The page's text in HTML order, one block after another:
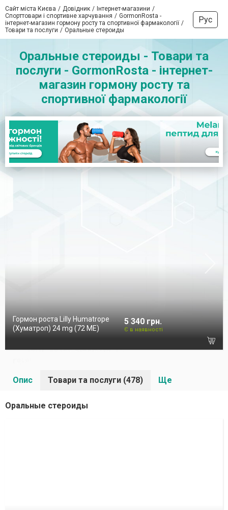
Сайт міста Києва Довідник
Інтернет-магазини
Спорттовари і спортивне харчування
GormonRosta -
інтернет-магазин гормону росту та спортивної фармакології
Товари та послуги
Оральные стероиды
Рус
Оральные стероиды - Товари та
послуги - GormonRosta - інтернет-
магазин гормону росту та
спортивної фармакології
Гормон роста Lilly Humatrope
(Хуматроп) 24 mg (72 МЕ)
5 340 грн.
Є в наявності
Опис Товари та послуги (478) Ще
Оральные стероиды